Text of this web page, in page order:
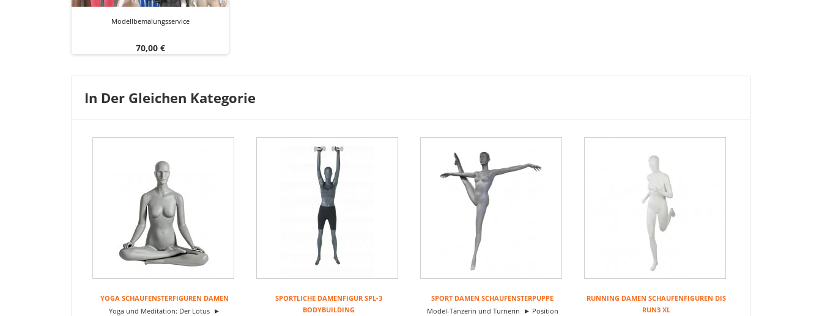
Modellbemalungsservice
Preis
70,00 €
In Der Gleichen Kategorie
YOGA SCHAUFENSTERFIGUREN DAMEN
Yoga und Meditation: Der Lotus ►
SPORTLICHE DAMENFIGUR SPL-3
BODYBUILDING
SPORT DAMEN SCHAUFENSTERPUPPE
Model-Tänzerin und Turnerin ► Position
RUNNING DAMEN SCHAUFENFIGUREN DIS
RUN3 XL